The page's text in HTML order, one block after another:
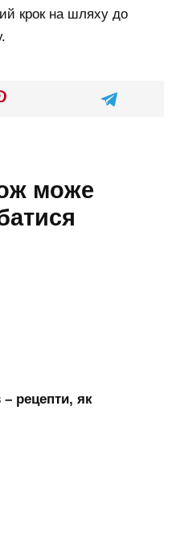
крок на шляху до
може
рецепти, як